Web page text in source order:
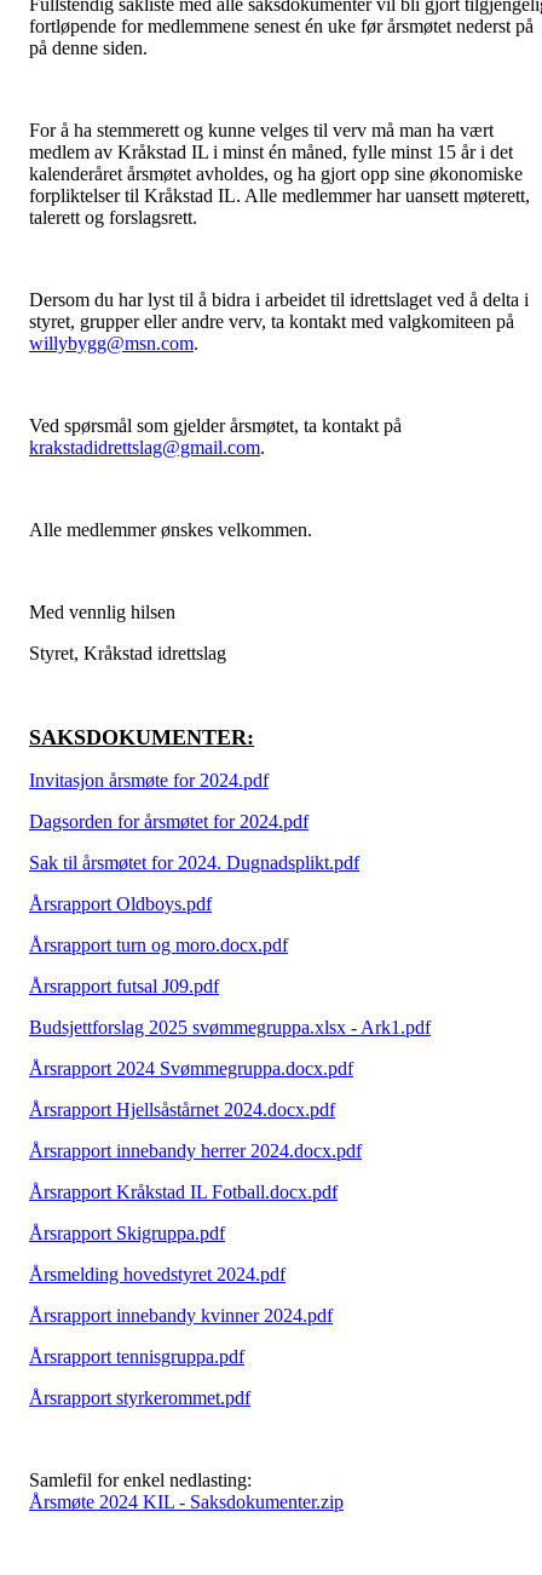
Fullstendig sakliste med alle saksdokumenter vil bli gjort
fortløpende for medlemmene senest én uke før årsmøtet nederst på
på denne siden.
For å ha stemmerett og kunne velges til verv må man ha vært
medlem av Kråkstad IL i minst én måned, fylle minst 15 år i det
kalenderåret årsmøtet avholdes, og ha gjort opp sine økonomiske
forpliktelser til Kråkstad IL. Alle medlemmer har uansett møterett,
talerett og forslagsrett.
Dersom du har lyst til å bidra i arbeidet til idrettslaget ved å delta i
styret, grupper eller andre verv, ta kontakt med valgkomiteen på
willybygg@msn.com.
Ved spørsmål som gjelder årsmøtet, ta kontakt på
krakstadidrettslag@gmail.com.
Alle medlemmer ønskes velkommen.
Med vennlig hilsen
Styret, Kråkstad idrettslag
SAKSDOKUMENTER:
Invitasjon årsmøte for 2024.pdf
Dagsorden for årsmøtet for 2024.pdf
Sak til årsmøtet for 2024. Dugnadsplikt.pdf
Årsrapport Oldboys.pdf
Årsrapport turn og moro.docx.pdf
Årsrapport futsal J09.pdf
Budsjettforslag 2025 svømmegruppa.xlsx - Ark1.pdf
Årsrapport 2024 Svømmegruppa.docx.pdf
Årsrapport Hjellsåstårnet 2024.docx.pdf
Årsrapport innebandy herrer 2024.docx.pdf
Årsrapport Kråkstad IL Fotball.docx.pdf
Årsrapport Skigruppa.pdf
Årsmelding hovedstyret 2024.pdf
Årsrapport innebandy kvinner 2024.pdf
Årsrapport tennisgruppa.pdf
Årsrapport styrkerommet.pdf
Samlefil for enkel nedlasting:
Årsmøte 2024 KIL - Saksdokumenter.zip